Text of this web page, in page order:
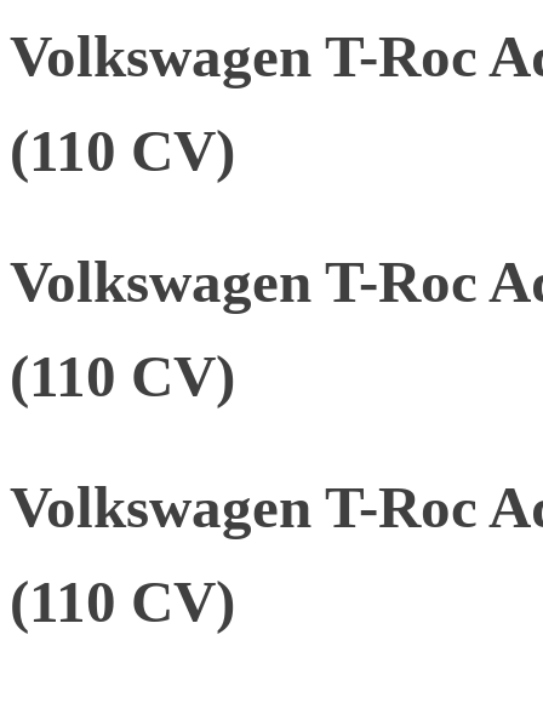
Volkswagen T-Roc
(110 CV)
Volkswagen T-Roc
(110 CV)
Volkswagen T-Roc
(110 CV)